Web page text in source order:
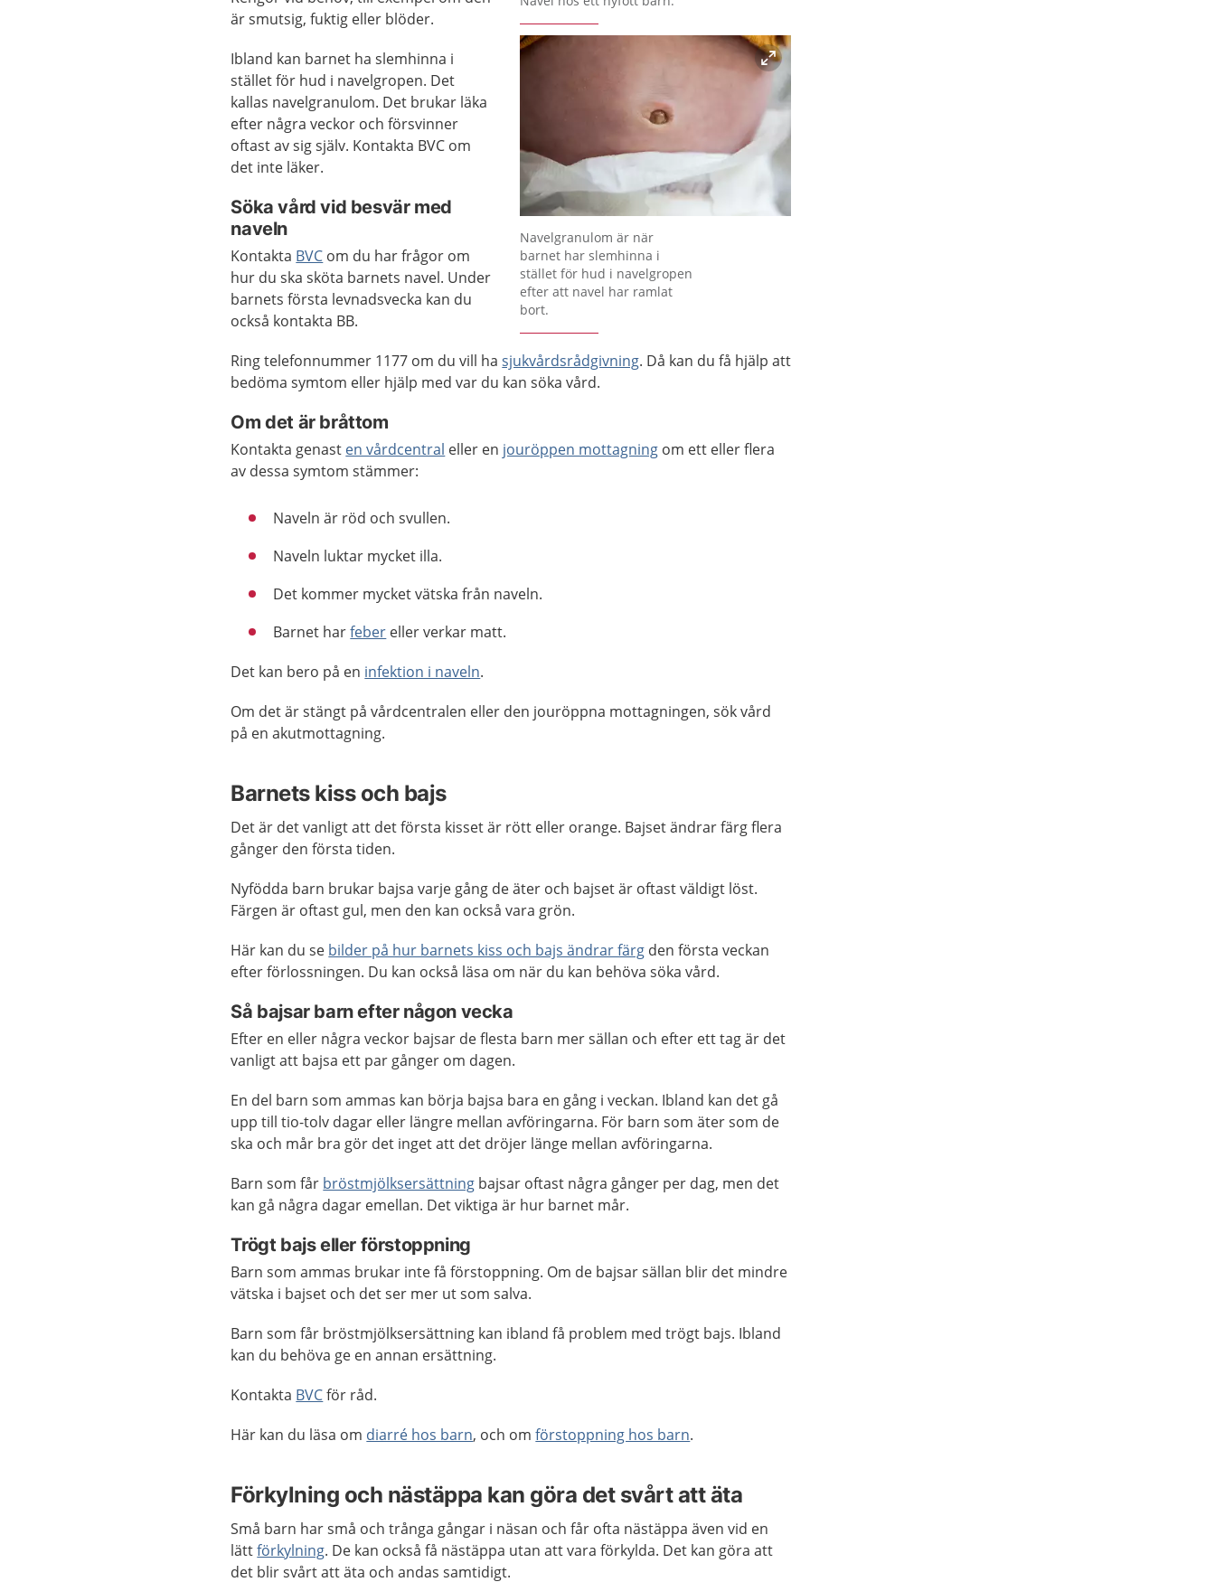
Förstora bilden
Navelgranulom är när
barnet har slemhinna i
stället för hud i navelgropen
efter att navel har ramlat
bort.
är smutsig, fuktig eller blöder.
Ibland kan barnet ha slemhinna i
stället för hud i navelgropen. Det
kallas navelgranulom. Det brukar läka
efter några veckor och försvinner
oftast av sig själv. Kontakta BVC om
det inte läker.
Söka vård vid besvär med
naveln
Kontakta BVC om du har frågor om
hur du ska sköta barnets navel. Under
barnets första levnadsvecka kan du
också kontakta BB.
Ring telefonnummer 1177 om du vill hasjukvårdsrådgivning. Då kan du få hjälp att
bedöma symtom eller hjälp med var du kan söka vård.
Om det är bråttom
Kontakta genast en vårdcentral eller en jouröppen mottagning om ett eller flera
av dessa symtom stämmer:
Naveln är röd och svullen.
Naveln luktar mycket illa.
Det kommer mycket vätska från naveln.
Barnet harfeber eller verkar matt.
Det kan bero på en infektion i naveln.
Om det är stängt på vårdcentralen eller den jouröppna mottagningen, sök vård
på en akutmottagning.
Barnets kiss och bajs
Det är det vanligt att det första kisset är rött eller orange. Bajset ändrar färg flera
gånger den första tiden.
Nyfödda barn brukar bajsa varje gång de äter och bajset är oftast väldigt löst.
Färgen är oftast gul, men den kan också vara grön.
Här kan du se bilder på hur barnets kiss och bajs ändrar färg den första veckan
efter förlossningen. Du kan också läsa om när du kan behöva söka vård.
Så bajsar barn efter någon vecka
Efter en eller några veckor bajsar de flesta barn mer sällan och efter ett tag är det
vanligt att bajsa ett par gånger om dagen.
En del barn som ammas kan börja bajsa bara en gång i veckan. Ibland kan det gå
upp till tio-tolv dagar eller längre mellan avföringarna. För barn som äter som de
ska och mår bra gör det inget att det dröjer länge mellan avföringarna.
Barn som får bröstmjölksersättning bajsar oftast några gånger per dag, men det
kan gå några dagar emellan. Det viktiga är hur barnet mår.
Trögt bajs eller förstoppning
Barn som ammas brukar inte få förstoppning. Om de bajsar sällan blir det mindre
vätska i bajset och det ser mer ut som salva.
Barn som får bröstmjölksersättning kan ibland få problem med trögt bajs. Ibland
kan du behöva ge en annan ersättning.
Kontakta BVCför råd.
Här kan du läsa om diarré hos barn, och omförstoppning hos barn.
Förkylning och nästäppa kan göra det svårt att äta
Små barn har små och trånga gångar i näsan och får ofta nästäppa även vid en
lättförkylning. De kan också få nästäppa utan att vara förkylda. Det kan göra att
det blir svårt att äta och andas samtidigt.